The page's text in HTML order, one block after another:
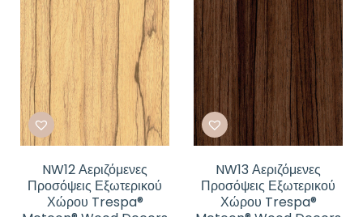
NW12 Αεριζόμενες
Προσόψεις Εξωτερικού
Χώρου Trespa®
NW13 Αεριζόμενες
Προσόψεις Εξωτερικού
Χώρου Trespa®